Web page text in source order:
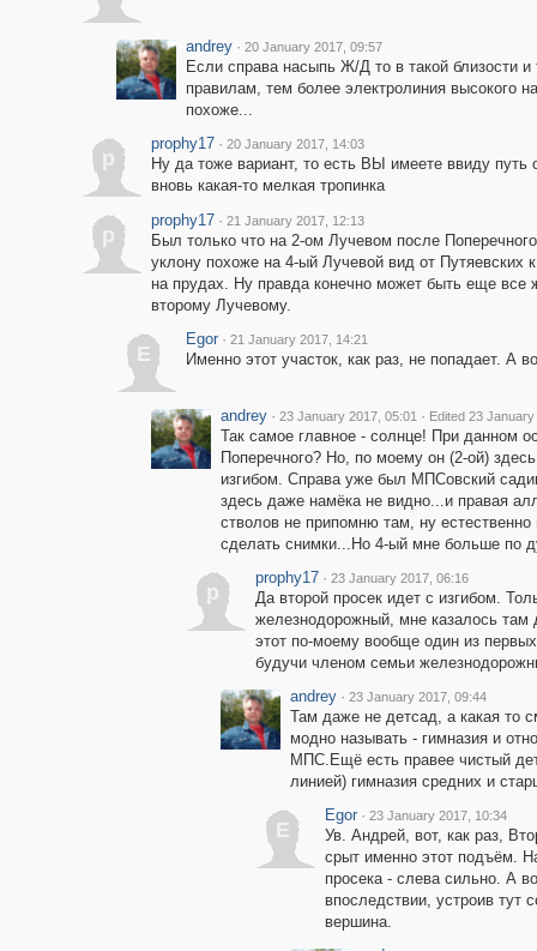
andrey · 20 January 2017, 09:57
Если справа насыпь Ж/Д то в такой близости
правилам, тем более электролиния высокого
похоже...
p
prophy17 · 20 January 2017, 14:03
Ну да тоже вариант, то есть ВЫ имеете ввиду путь
вновь какая-то мелкая тропинка
p
prophy17 · 21 January 2017, 12:13
Был только что на 2-ом Лучевом после
уклону похоже на 4-ый Лучевой вид от Путяевских
на прудах. Ну правда конечно может быть еще все
второму Лучевому.
E
Egor · 21 January 2017, 14:21
Именно этот участок, как раз, не попадает. А
andrey · 23 January 2017, 05:01 · Edited 23
Так самое главное - солнце! При данном
Поперечного? Но, по моему он (2-ой)
изгибом. Справа уже был МПСовский
здесь даже намёка не видно...и правая
стволов не припомню там, ну
сделать снимки...Но 4-ый мне больше по
p
prophy17 · 23 January 2017, 06:16
Да второй просек идет с изгибом.
железнодорожный, мне казалось
этот по-моему вообще один из
будучи членом семьи
andrey · 23 January 2017, 09:44
Там даже не детсад, а какая то
модно называть - гимназия и
МПС.Ещё есть правее чистый
линией) гимназия средних и
E
Egor · 23 January 2017, 10:34
Ув. Андрей, вот, как раз,
срыт именно этот подъём.
просека - слева сильно. А
впоследствии, устроив тут
вершина.